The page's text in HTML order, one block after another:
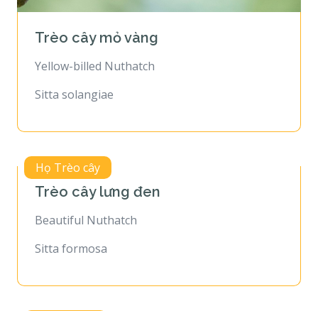
Trèo cây mỏ vàng
Yellow-billed Nuthatch
Sitta solangiae
Họ Trèo cây
Trèo cây lưng đen
Beautiful Nuthatch
Sitta formosa